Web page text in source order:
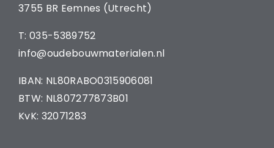
3755 BR Eemnes (Utrecht)
T: 035-5389752
info@oudebouwmaterialen.nl
IBAN: NL80RABO0315906081
BTW: NL807277873B01
KvK: 32071283